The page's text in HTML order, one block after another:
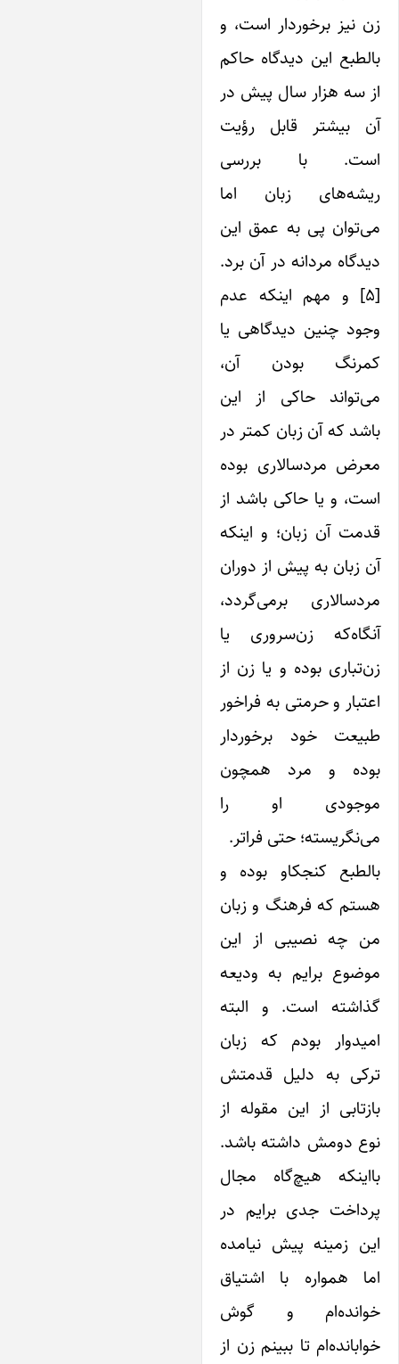
نیز برخوردار است، و
این دیدگاه حاکم
سه هزار سال پیش در
بیشتر قابل رؤیت
با بررسی
زبان اما
پی به عمق این
مردانه در آن برد.
[۵] و مهم اینکه عدم
چنین دیدگاهی یا
بودن آن،
حاکی از این
که آن زبان کمتر در
مردسالاری بوده
و یا حاکی باشد از
آن زبان؛ و اینکه
زبان به پیش از دوران
برمی‌گردد،
زن‌سروری یا
بوده و یا زن از
و حرمتی به فراخور
خود برخوردار
و مرد همچون
او را
حتی فراتر.
کنجکاو بوده و
که فرهنگ و زبان
چه نصیبی از این
برایم به ودیعه
است. و البته
بودم که زبان
به دلیل قدمتش
از این مقوله از
دومش داشته باشد.
هیچ‌گاه مجال
جدی برایم در
زمینه پیش نیامده
همواره با اشتیاق
و گوش
تا ببینم زن از